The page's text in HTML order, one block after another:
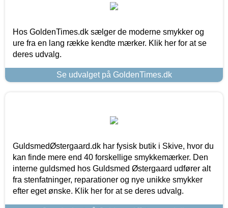
Hos GoldenTimes.dk sælger de moderne smykker og
ure fra en lang række kendte mærker. Klik her for at se
deres udvalg.
Se udvalget på GoldenTimes.dk
GuldsmedØstergaard.dk har fysisk butik i Skive, hvor du
kan finde mere end 40 forskellige smykkemærker. Den
interne guldsmed hos Guldsmed Østergaard udfører alt
fra stenfatninger, reparationer og nye unikke smykker
efter eget ønske. Klik her for at se deres udvalg.